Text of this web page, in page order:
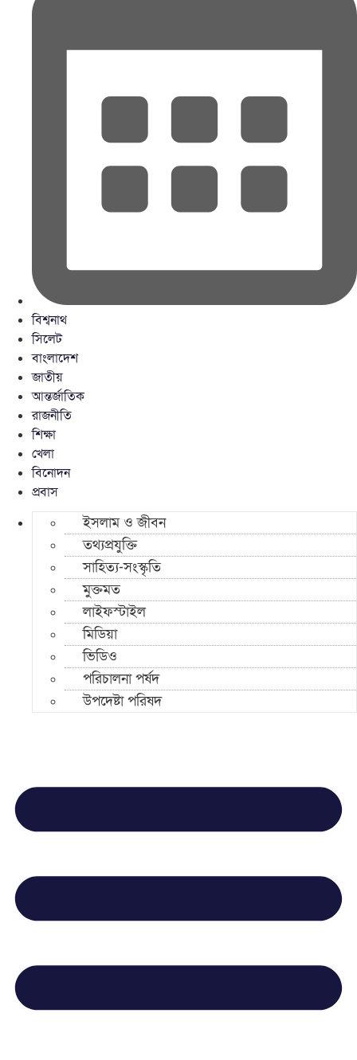
বিশ্বনাথ
সিলেট
বাংলাদেশ
জাতীয়
আন্তর্জাতিক
রাজনীতি
শিক্ষা
খেলা
বিনোদন
প্রবাস
ইসলাম ও জীবন
তথ্যপ্রযুক্তি
সাহিত্য-সংস্কৃতি
মুক্তমত
লাইফস্টাইল
মিডিয়া
ভিডিও
পরিচালনা পর্ষদ
উপদেষ্টা পরিষদ